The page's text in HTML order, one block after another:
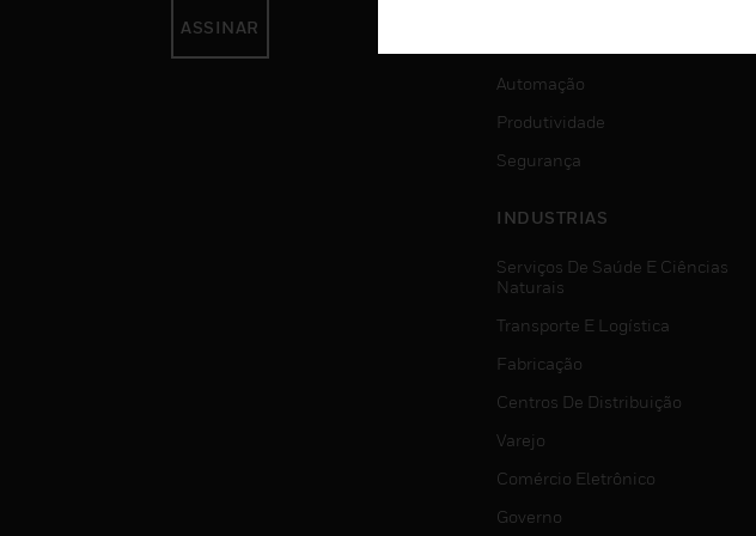
ASSINAR
Automação
Produtividade
Segurança
INDUSTRIAS
Serviços De Saúde E Ciências
Naturais
Transporte E Logística
Fabricação
Centros De Distribuição
Varejo
Comércio Eletrônico
Governo